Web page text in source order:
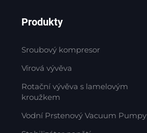
Produkty
Sroubový kompresor
Vírová vývěva
Rotační vývěva s lamelovým
kroužkem
Vodní Prstenový Vacuum Pumpy